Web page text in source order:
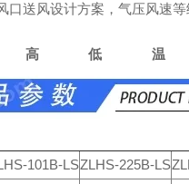
口送风设计方案，气压风速
高低
101B-LSZLHS-225B-LS